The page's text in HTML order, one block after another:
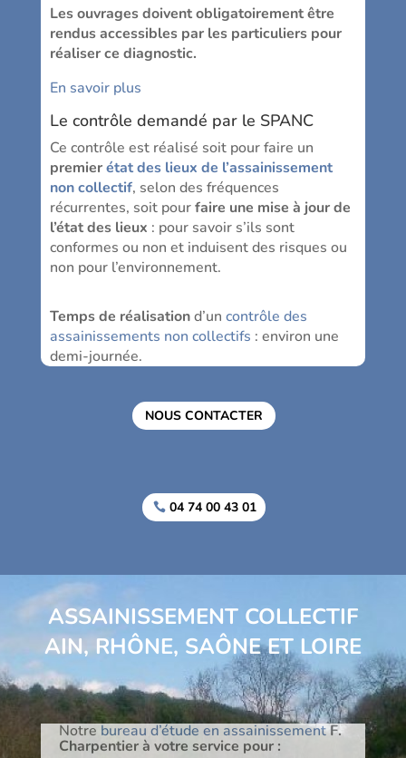
Les ouvrages doivent obligatoirement être
rendus accessibles par les particuliers pour
réaliser ce diagnostic.
En savoir plus
Le contrôle demandé par le SPANC
Ce contrôle est réalisé soit pour faire un
premierétat des lieux de l’assainissement
non collectif, selon des fréquences
récurrentes, soit pourfaire une mise à jour de
l’état des lieux : pour savoir s’ils sont
conformes ou non et induisent des risques ou
non pour l’environnement.
Temps de réalisationd’un contrôle des
assainissements non collectifs : environ une
demi-journée.
NOUS CONTACTER
04 74 00 43 01
ASSAINISSEMENT COLLECTIF
AIN, RHÔNE, SAÔNE ET LOIRE
Notre bureau d’étude en assainissementF.
Charpentier à votre service pour :